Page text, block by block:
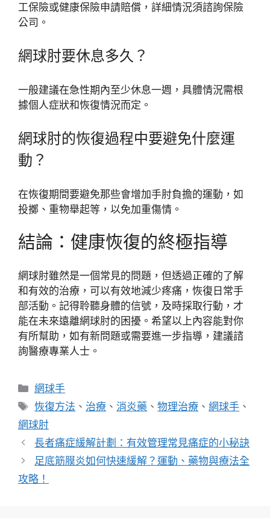
工保險或健康保險申請賠償，詳細情況須諮詢保險
公司。
網球肘要休息多久？
一般建議在急性期內至少休息一週，具體情況需根
據個人症狀和恢復情況而定。
網球肘的恢復過程中要避免什麼運
動？
在恢復期間要避免那些會增加手肘負擔的運動，如
投擲、重物舉起等，以免加重傷情。
結論：健康恢復的終極指導
網球肘雖然是一個常見的問題，但透過正確的了解
和有效的治療，可以有效地減少疼痛，恢復日常手
部活動。記得聆聽身體的信號，及時採取行動，才
能在未來遠離網球肘的困擾。希望以上內容能對你
有所幫助，如有新問題或需要進一步指導，建議諮
詢醫療專業人士。
分
類
網球手
標
籤
恢復方法 、 治療 、消炎藥 、物理治療 、網球手 、
網球肘
長者痛症緩解計劃：有效管理常見痛症的小秘訣
足底筋膜炎如何快速緩解？運動、藥物與療法全
攻略！